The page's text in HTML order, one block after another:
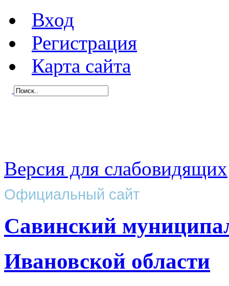
Вход
Регистрация
Карта сайта
Версия для слабовидящих
Официальный сайт
Савинский
Ивановской области